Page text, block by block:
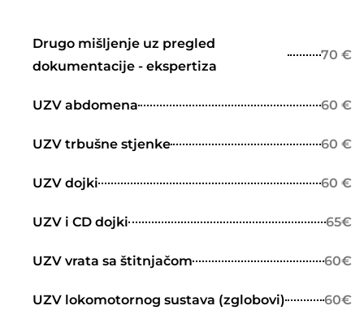
Drugo mišljenje uz pregled
dokumentacije - ekspertiza
70 €
UZV abdomena 60 €
UZV trbušne stjenke 60 €
UZV dojki 60 €
UZV i CD dojki 65€
UZV vrata sa štitnjačom 60€
UZV lokomotornog sustava (zglobovi) 60€